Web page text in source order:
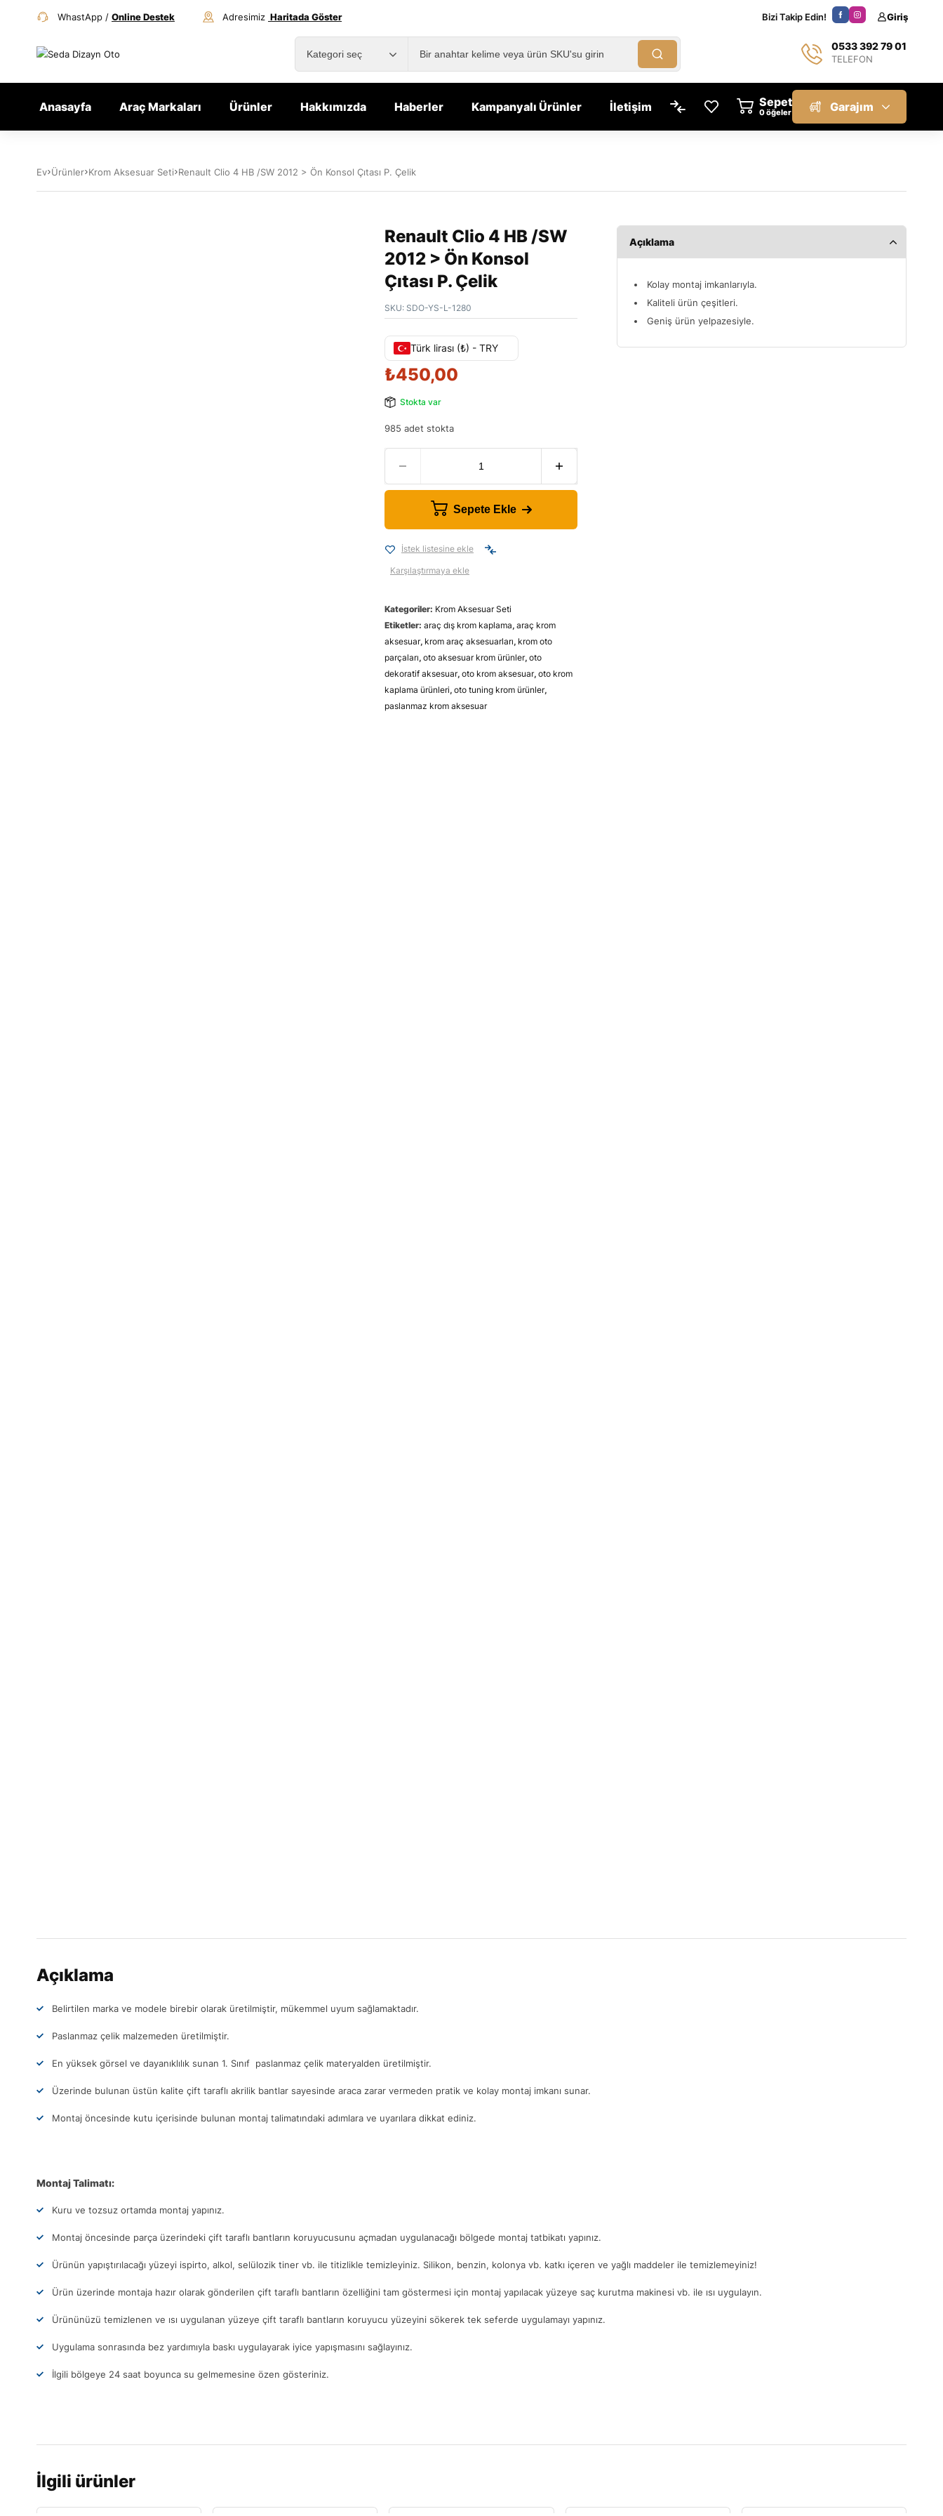
WhastApp / Online Destek Adresimiz Haritada Göster Bizi Takip Edin! Giriş
0533 392 79 01
TELEFON
Anasayfa Araç Markaları Ürünler Hakkımızda Haberler Kampanyalı Ürünler İletişim Sepet
öğeler Garajım
Ev Ürünler Krom Aksesuar Seti Renault Clio 4 HB /SW 2012 > Ön Konsol Çıtası P. Çelik
Renault Clio 4 HB /SW
2012 > Ön Konsol
Çıtası P. Çelik
SKU: SDO-YS-L-1280
Türk lirası (₺) - TRY
₺450,00
Stokta var
985 adet stokta
Sepete Ekle
İstek listesine ekle
Karşılaştırmaya ekle
Kategoriler: Krom Aksesuar Seti
Etiketler: araç dış krom kaplama, araç krom
aksesuar, krom araç aksesuarları, krom oto
parçaları, oto aksesuar krom ürünler, oto
dekoratif aksesuar, oto krom aksesuar, oto krom
kaplama ürünleri, oto tuning krom ürünler,
paslanmaz krom aksesuar
Açıklama
Kolay montaj imkanlarıyla.
Kaliteli ürün çeşitleri.
Geniş ürün yelpazesiyle.
Açıklama
Belirtilen marka ve modele birebir olarak üretilmiştir, mükemmel uyum sağlamaktadır.
Paslanmaz çelik malzemeden üretilmiştir.
En yüksek görsel ve dayanıklılık sunan 1. Sınıf paslanmaz çelik materyalden üretilmiştir.
Üzerinde bulunan üstün kalite çift taraflı akrilik bantlar sayesinde araca zarar vermeden pratik ve kolay montaj imkanı sunar.
Montaj öncesinde kutu içerisinde bulunan montaj talimatındaki adımlara ve uyarılara dikkat ediniz.
Montaj Talimatı:
Kuru ve tozsuz ortamda montaj yapınız.
Montaj öncesinde parça üzerindeki çift taraflı bantların koruyucusunu açmadan uygulanacağı bölgede montaj tatbikatı yapınız.
Ürünün yapıştırılacağı yüzeyi ispirto, alkol, selülozik tiner vb. ile titizlikle temizleyiniz. Silikon, benzin, kolonya vb. katkı içeren ve yağlı maddeler ile temizlemeyiniz!
Ürün üzerinde montaja hazır olarak gönderilen çift taraflı bantların özelliğini tam göstermesi için montaj yapılacak yüzeye saç kurutma makinesi vb. ile ısı uygulayın.
Ürününüzü temizlenen ve ısı uygulanan yüzeye çift taraflı bantların koruyucu yüzeyini sökerek tek seferde uygulamayı yapınız.
Uygulama sonrasında bez yardımıyla baskı uygulayarak iyice yapışmasını sağlayınız.
İlgili bölgeye 24 saat boyunca su gelmemesine özen gösteriniz.
İlgili ürünler